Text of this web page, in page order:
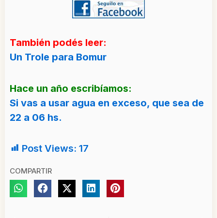
También podés leer:
Un Trole para Bomur
Hace un año escribíamos:
Si vas a usar agua en exceso, que sea de
22 a 06 hs.
Post Views: 17
COMPARTIR